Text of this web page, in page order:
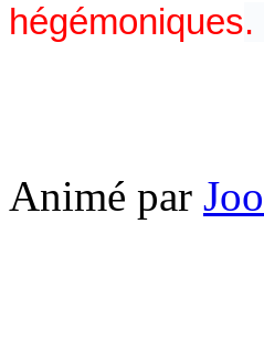
hégémoniques.
Animé par